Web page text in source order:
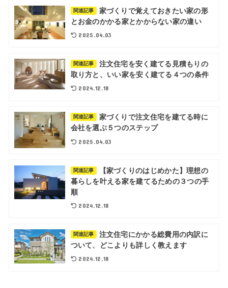
関連記事
家づくりで覚えておきたい家の形
とお金のかかる家とかからない家の違い
2025.04.03
関連記事
注文住宅を安く建てる見積もりの
取り方と、いい家を安く建てる４つの条件
2024.12.18
関連記事
家づくりで注文住宅を建てる時に
会社を選ぶ５つのステップ
2025.04.03
関連記事
【家づくりのはじめかた】理想の
暮らしを叶える家を建てるための３つの手
順
2024.12.18
関連記事
注文住宅にかかる総費用の内訳に
ついて、どこよりも詳しく教えます
2024.12.18